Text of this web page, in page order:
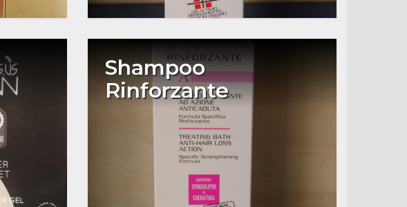
Shampoo
Rinforzante